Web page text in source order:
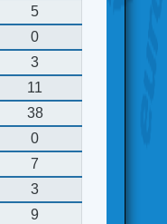
5
0
3
11
38
0
7
3
9